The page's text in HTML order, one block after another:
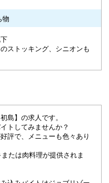
物
ストッキング、シニオンも
島】の求人です。
トしてみませんか？
評で、メニューも色々あり
たは肉料理が提供されま